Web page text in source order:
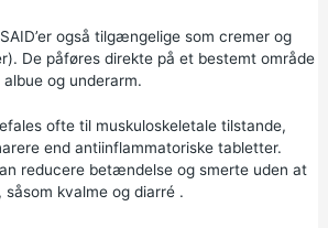
også tilgængelige som cremer og
De påføres direkte på et bestemt område
og underarm.
ofte til muskuloskeletale tilstande,
end antiinflammatoriske tabletter.
reducere betændelse og smerte uden at
såsom kvalme og diarré.